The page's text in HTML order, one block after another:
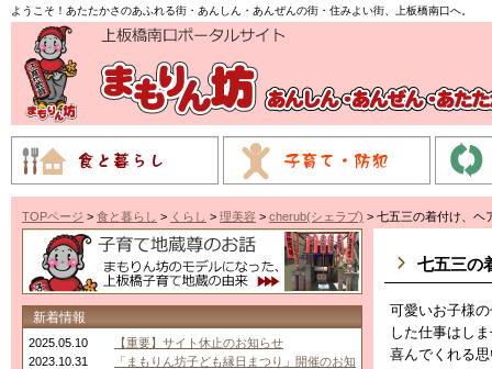
ようこそ！あたたかさのあふれる街・あんしん・あんぜんの街・住みよい街、上板橋南口へ。
TOPページ > 食と暮らし > くらし > 理美容 > cherub(シェラブ) > 七五三の着付け、ヘ
七五三の
可愛いお子様
した仕事はし
喜んでくれる
新着情報
2025.05.10
【重要】サイト休止のお知らせ
2023.10.31
「まもりん坊子ども縁日まつり」開催のお知